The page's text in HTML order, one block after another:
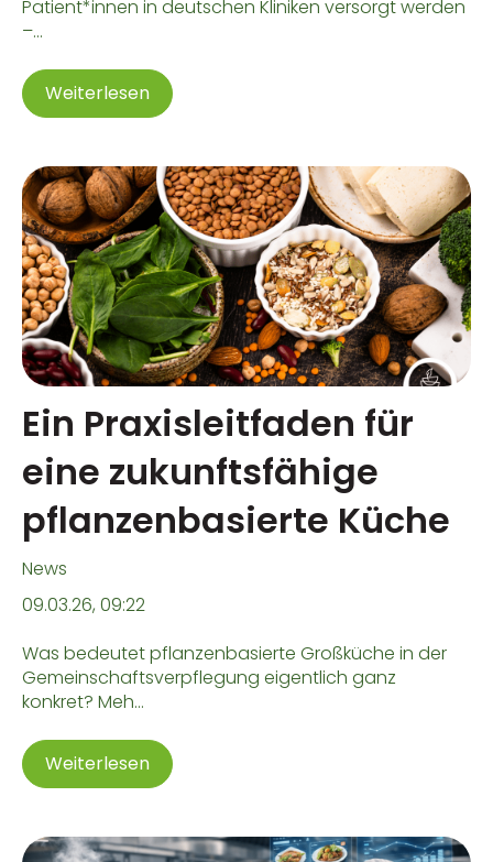
Patient*innen in deutschen Kliniken versorgt werden
–...
Weiterlesen
Ein Praxisleitfaden für
eine zukunftsfähige
pflanzenbasierte Küche
News
09.03.26, 09:22
Was bedeutet pflanzenbasierte Großküche in der
Gemeinschaftsverpflegung eigentlich ganz
konkret? Meh...
Weiterlesen